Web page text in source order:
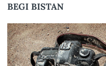
BEGI BISTAN